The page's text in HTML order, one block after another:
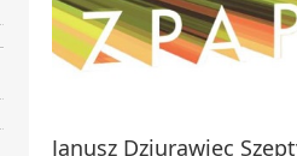
Janusz Dziurawiec